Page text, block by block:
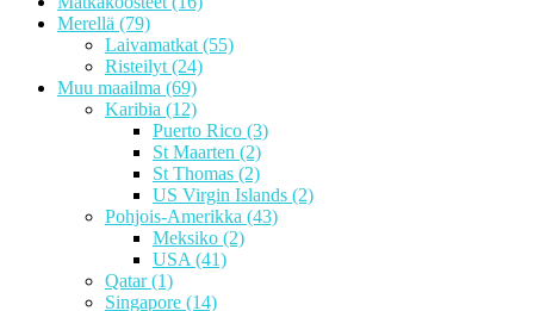
Merellä (79)
Laivamatkat (55)
Risteilyt (24)
Muu maailma (69)
Karibia (12)
Puerto Rico (3)
St Maarten (2)
St Thomas (2)
US Virgin Islands (2)
Pohjois-Amerikka (43)
Meksiko (2)
USA (41)
Qatar(1)
Singapore (14)